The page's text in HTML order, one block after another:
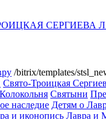
СЕРГИЕВА
/bitrix/templates/
Свято-Троицкая
Колокольня Святыни
наследие Детям о
и иконопись Лавра и